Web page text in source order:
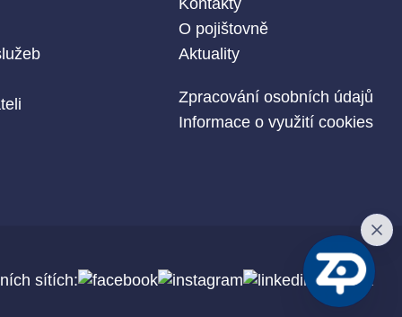
O pojištovně
Aktuality
Zpracování osobních údajů
Informace o využití cookies
sítích: